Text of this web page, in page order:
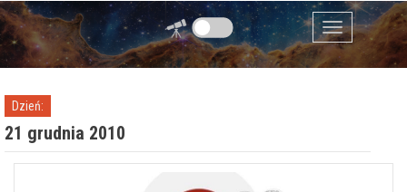
Przejdź do zawartości
Menu
Dzień:
21 grudnia 2010